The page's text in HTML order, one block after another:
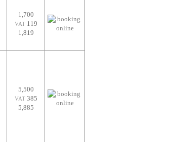
1,700
VAT119
1,819
5,500
VAT385
5,885